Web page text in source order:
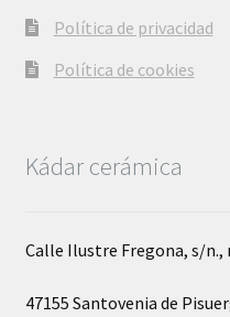
Política de privacidad
Política de cookies
Kádar cerámica
Calle Ilustre Fregona, s/n.,
47155 Santovenia de